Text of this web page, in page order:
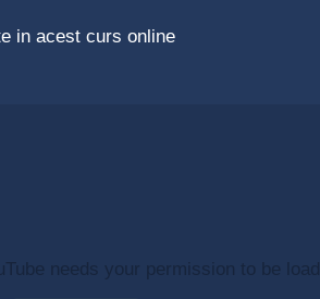
in acest curs online
needs your permission to be